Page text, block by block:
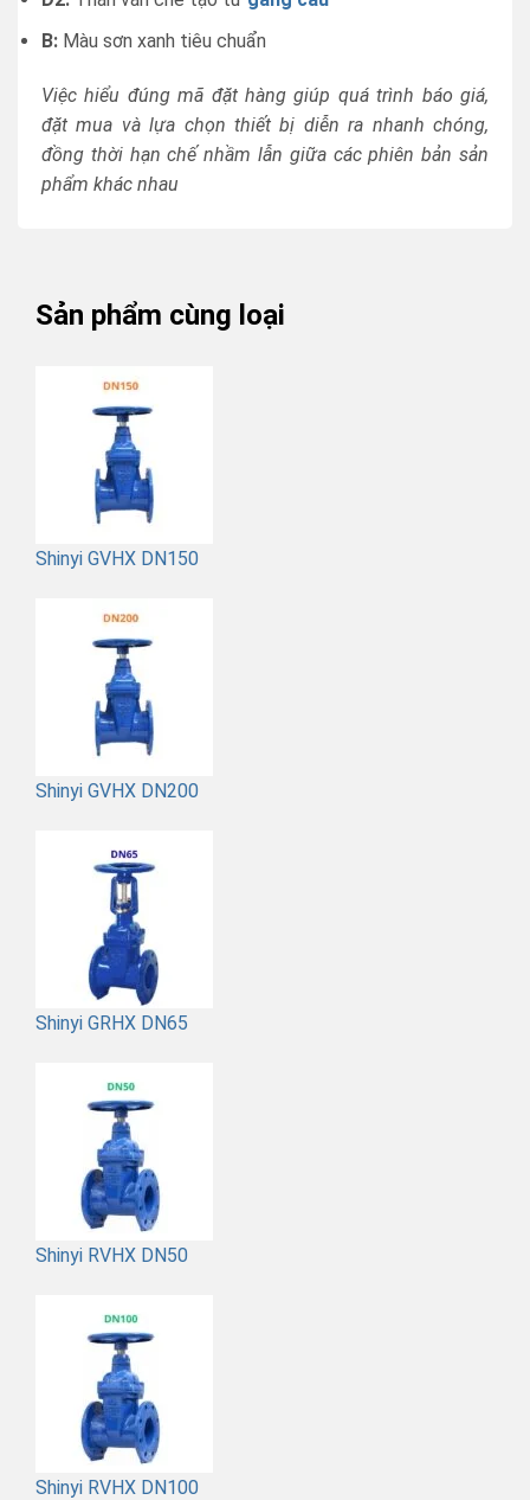
B: Màu sơn xanh tiêu chuẩn
Việc hiểu đúng mã đặt hàng giúp quá trình báo giá,
đặt mua và lựa chọn thiết bị diễn ra nhanh chóng,
đồng thời hạn chế nhầm lẫn giữa các phiên bản sản
phẩm khác nhau
Sản phẩm cùng loại
Shinyi GVHX DN150
Shinyi GVHX DN200
Shinyi GRHX DN65
Shinyi RVHX DN50
Shinyi RVHX DN100